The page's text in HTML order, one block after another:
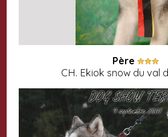
Père
CH. Ekiok snow du val